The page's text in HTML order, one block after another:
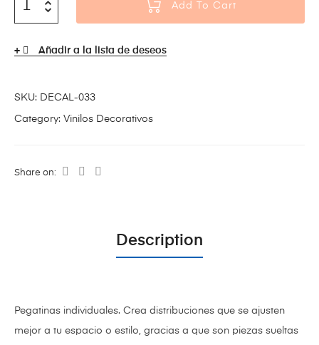
Add To Cart
Añadir a la lista de deseos
SKU: DECAL-033
Category: Vinilos Decorativos
Share on:
Description
Pegatinas individuales. Crea distribuciones que se ajusten
mejor a tu espacio o estilo, gracias a que son piezas sueltas